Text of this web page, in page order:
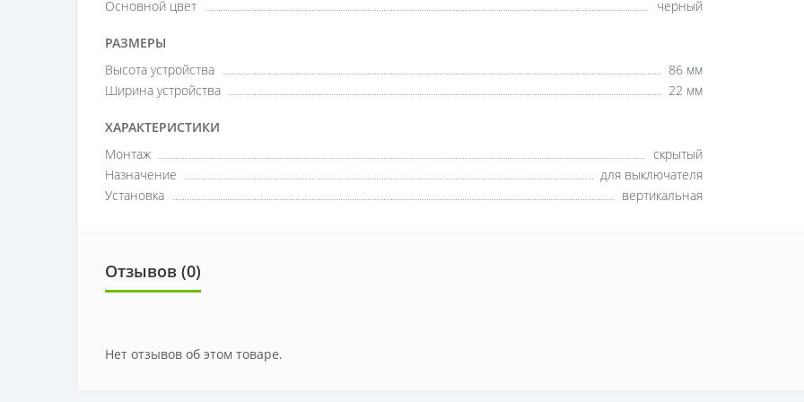
Основной цвет
черный
РАЗМЕРЫ
Высота устройства
86 мм
Ширина устройства
22 мм
ХАРАКТЕРИСТИКИ
Монтаж
скрытый
Назначение
для выключателя
Установка
вертикальная
Отзывов (0)
Нет отзывов об этом товаре.